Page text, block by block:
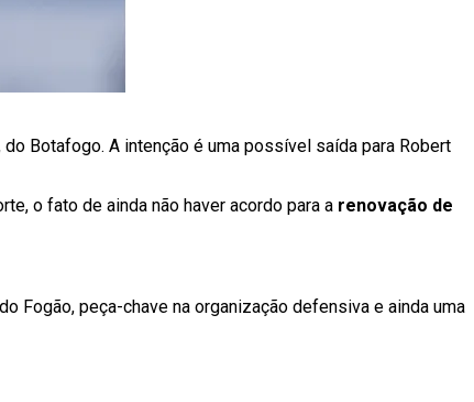
do Botafogo. A intenção é uma possível saída para Robert
o fato de ainda não haver acordo para a renovação de
do Fogão, peça-chave na organização defensiva e ainda uma